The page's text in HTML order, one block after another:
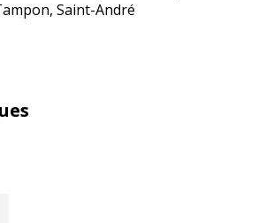
Saint-André